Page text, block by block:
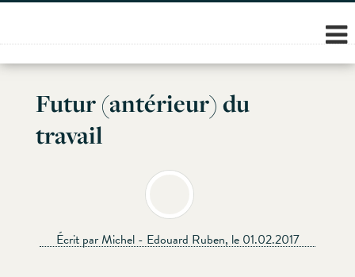
Skip
content
Futur (antérieur) du
travail
Écrit par Michel - Edouard Ruben, le 01.02.2017